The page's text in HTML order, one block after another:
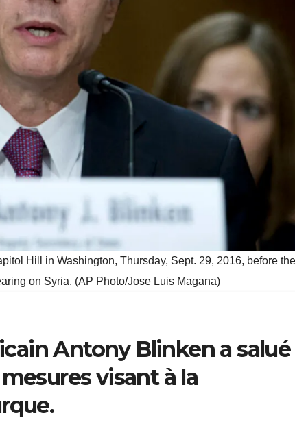
Hill in Washington, Thursday, Sept. 29, 2016, before
on Syria. (AP Photo/Jose Luis Magana)
Antony Blinken a
visant à la